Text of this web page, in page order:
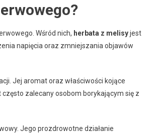
Wśród nich, herbata z melisyjest
napięcia oraz zmniejszania objawów
Jej aromat oraz właściwości kojące
zalecany osobom borykającym się z
Jego prozdrowotne działanie